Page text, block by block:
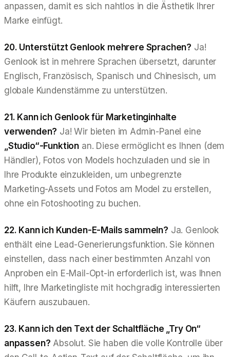
anpassen, damit es sich nahtlos in die Ästhetik Ihrer
Marke einfügt.
20. Unterstützt Genlook mehrere Sprachen? Ja!
Genlook ist in mehrere Sprachen übersetzt, darunter
Englisch, Französisch, Spanisch und Chinesisch, um
globale Kundenstämme zu unterstützen.
21. Kann ich Genlook für Marketinginhalte
verwenden? Ja! Wir bieten im Admin-Panel eine
„Studio“-Funktion an. Diese ermöglicht es Ihnen (dem
Händler), Fotos von Models hochzuladen und sie in
Ihre Produkte einzukleiden, um unbegrenzte
Marketing-Assets und Fotos am Model zu erstellen,
ohne ein Fotoshooting zu buchen.
22. Kann ich Kunden-E-Mails sammeln? Ja. Genlook
enthält eine Lead-Generierungsfunktion. Sie können
einstellen, dass nach einer bestimmten Anzahl von
Anproben ein E-Mail-Opt-in erforderlich ist, was Ihnen
hilft, Ihre Marketingliste mit hochgradig interessierten
Käufern auszubauen.
23. Kann ich den Text der Schaltfläche „Try On“
anpassen? Absolut. Sie haben die volle Kontrolle über